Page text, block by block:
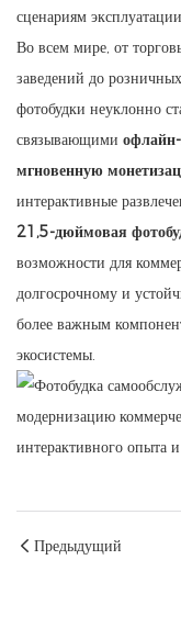
сценариям
Во всем мире, от
заведений до
фотобудки неуклонно
связывающими
мгновенную
интерактивные
21,5-дюймовая
возможности для
долгосрочному и
более важным
экосистемы.
Предыдущий